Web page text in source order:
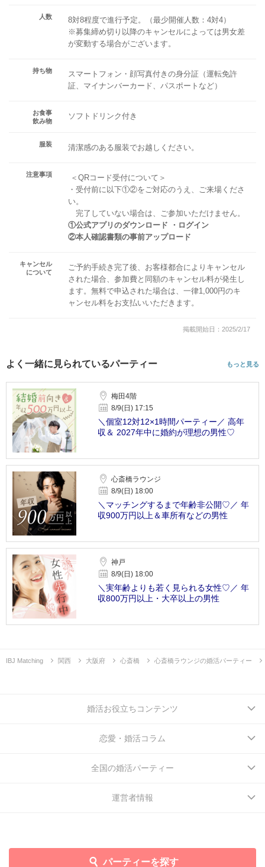
人数
8対8程度で進行予定。（最少開催人数：4対4）
※募集締め切り以降のキャンセルによっては男女差
が変動する場合がございます。
持ち物
スマートフォン・顔写真付きの身分証（運転免許
証、マイナンバーカード、パスポートなど）
お食事
飲み物
ソフトドリンク付き
服装 清潔感のある服装でお越しください。
注意事項
＜QRコード受付について＞
・受付前に以下①②をご対応のうえ、ご来場くださ
い。
完了していない場合は、ご参加いただけません。
①公式アプリのダウンロード ・ログイン
②本人確認書類の事前アップロード
キャンセル
について
ご予約手続き完了後、お客様都合によりキャンセル
された場合、参加費と同額のキャンセル料が発生し
ます。無料で申込された場合は、一律1,000円のキ
ャンセル料をお支払いいただきます。
掲載開始日：2025/2/17
よく一緒に見られているパーティー もっと見る
梅田4階
8/9(日) 17:15
＼個室12対12×1時間パーティー／ 高年
収＆ 2027年中に婚約が理想の男性♡
心斎橋ラウンジ
8/9(日) 18:00
＼マッチングするまで年齢非公開♡／ 年
収900万円以上＆車所有などの男性
神戸
8/9(日) 18:00
＼実年齢よりも若く見られる女性♡／ 年
収800万円以上・大卒以上の男性
IBJ Matching 関西 大阪府 心斎橋 心斎橋ラウンジの婚活パーティー
パーティーを探す
婚活お役立ちコンテンツ
恋愛・婚活コラム
全国の婚活パーティー
運営者情報